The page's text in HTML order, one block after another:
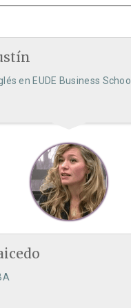
en EUDE Business School